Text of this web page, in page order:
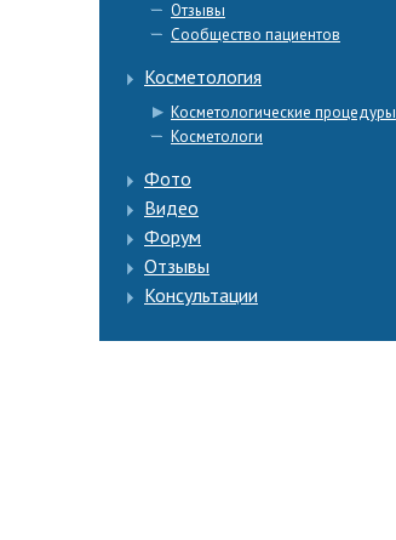
Отзывы
Сообщество пациентов
Косметология
Косметологические процедуры
Косметологи
Фото
Видео
Форум
Отзывы
Консультации